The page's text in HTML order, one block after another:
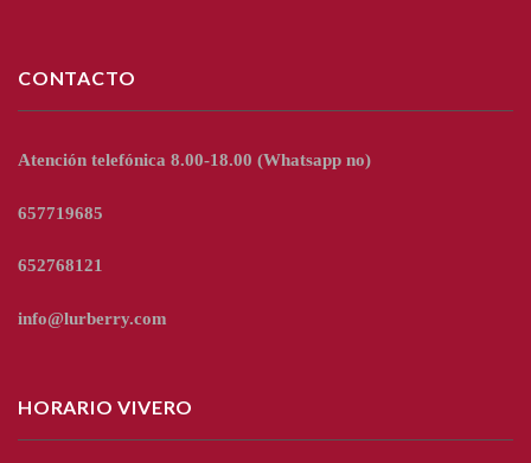
CONTACTO
Atención telefónica 8.00-18.00 (Whatsapp no)
657719685
652768121
info@lurberry.com
HORARIO VIVERO